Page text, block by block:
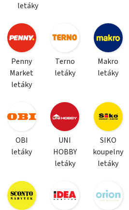
letáky
Penny
Market
letáky
Terno
letáky
Makro
letáky
OBI
letáky
UNI
HOBBY
letáky
SIKO
koupelny
letáky